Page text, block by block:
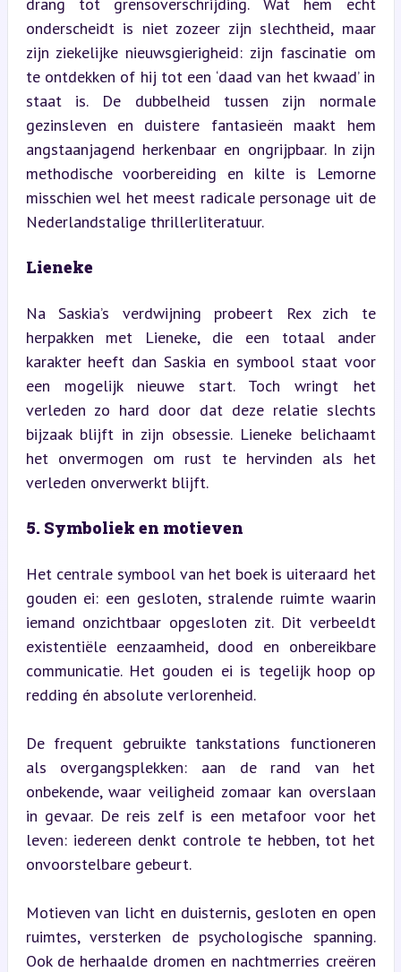
onderscheidt is niet zozeer zijn slechtheid, maar
zijn ziekelijke nieuwsgierigheid: zijn fascinatie om
te ontdekken of hij tot een ‘daad van het kwaad’ in
staat is. De dubbelheid tussen zijn normale
gezinsleven en duistere fantasieën maakt hem
angstaanjagend herkenbaar en ongrijpbaar. In zijn
methodische voorbereiding en kilte is Lemorne
misschien wel het meest radicale personage uit de
Nederlandstalige thrillerliteratuur.
Lieneke
Na Saskia’s verdwijning probeert Rex zich te
herpakken met Lieneke, die een totaal ander
karakter heeft dan Saskia en symbool staat voor
een mogelijk nieuwe start. Toch wringt het
verleden zo hard door dat deze relatie slechts
bijzaak blijft in zijn obsessie. Lieneke belichaamt
het onvermogen om rust te hervinden als het
verleden onverwerkt blijft.
5. Symboliek en motieven
Het centrale symbool van het boek is uiteraard het
gouden ei: een gesloten, stralende ruimte waarin
iemand onzichtbaar opgesloten zit. Dit verbeeldt
existentiële eenzaamheid, dood en onbereikbare
communicatie. Het gouden ei is tegelijk hoop op
redding én absolute verlorenheid.
De frequent gebruikte tankstations functioneren
als overgangsplekken: aan de rand van het
onbekende, waar veiligheid zomaar kan overslaan
in gevaar. De reis zelf is een metafoor voor het
leven: iedereen denkt controle te hebben, tot het
onvoorstelbare gebeurt.
Motieven van licht en duisternis, gesloten en open
ruimtes, versterken de psychologische spanning.
Ook de herhaalde dromen en nachtmerries creëren